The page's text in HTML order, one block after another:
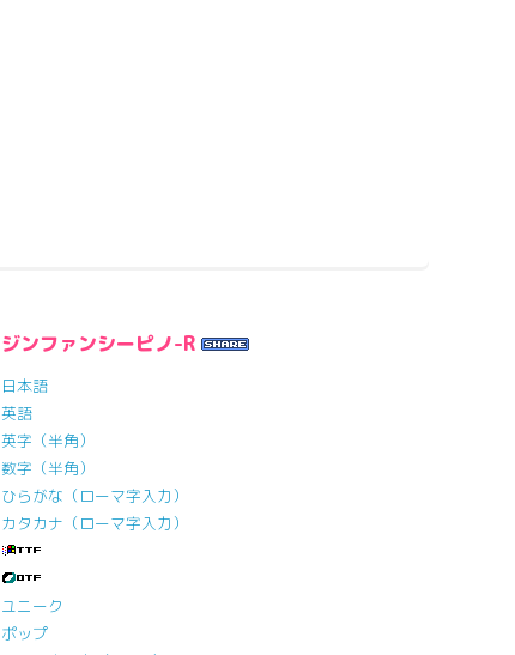
ジンファンシーピノ-R
日本語
英語
英字（半角）
数字（半角）
ひらがな（ローマ字入力）
カタカナ（ローマ字入力）
ユニーク
ポップ